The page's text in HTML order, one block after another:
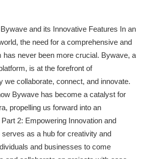
and its Innovative Features In an
the need for a comprehensive and
has never been more crucial. Bywave, a
is at the forefront of
we collaborate, connect, and innovate.
Bywave has become a catalyst for
propelling us forward into an
2: Empowering Innovation and
as a hub for creativity and
and businesses to come